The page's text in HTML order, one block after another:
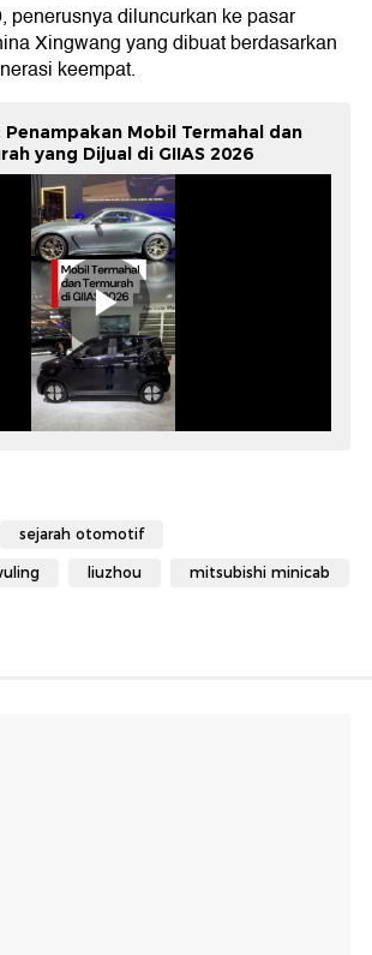
penerusnya diluncurkan ke pasar
Xingwang yang dibuat berdasarkan
keempat.
Penampakan Mobil Termahal dan
yang Dijual di GIIAS 2026
sejarah otomotif
liuzhou mitsubishi minicab